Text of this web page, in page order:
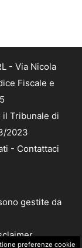
- Via Nicola
Fiscale e
Tribunale di
2023
- Contattaci
gestite da
preferenze cookie